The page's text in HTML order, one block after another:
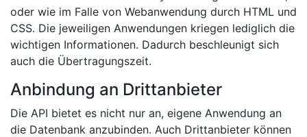
oder wie im Falle von Webanwendung durch HTML und
CSS. Die jeweiligen Anwendungen kriegen lediglich die
wichtigen Informationen. Dadurch beschleunigt sich
auch die Übertragungszeit.
Anbindung an Drittanbieter
Die API bietet es nicht nur an, eigene Anwendung an
die Datenbank anzubinden. Auch Drittanbieter können